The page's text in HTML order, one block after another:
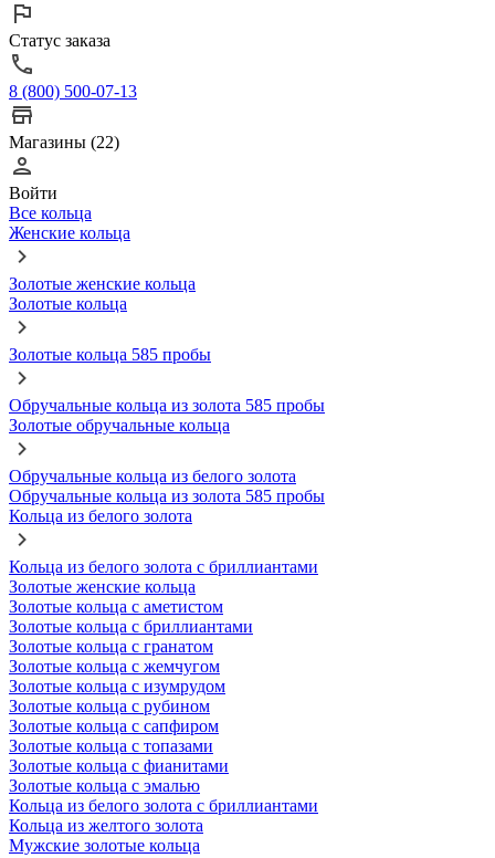
Статус заказа
8 (800) 500-07-13
Магазины (22)
Войти
Все кольца
Женские кольца
Золотые женские кольца
Золотые кольца
Золотые кольца 585 пробы
Обручальные кольца из золота 585 пробы
Золотые обручальные кольца
Обручальные кольца из белого золота
Обручальные кольца из золота 585 пробы
Кольца из белого золота
Кольца из белого золота с бриллиантами
Золотые женские кольца
Золотые кольца с аметистом
Золотые кольца с бриллиантами
Золотые кольца с гранатом
Золотые кольца с жемчугом
Золотые кольца с изумрудом
Золотые кольца с рубином
Золотые кольца с сапфиром
Золотые кольца с топазами
Золотые кольца с фианитами
Золотые кольца с эмалью
Кольца из белого золота с бриллиантами
Кольца из желтого золота
Мужские золотые кольца